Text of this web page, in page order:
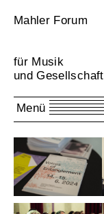
Mahler Forum
für Musik
und Gesellschaft
Menü